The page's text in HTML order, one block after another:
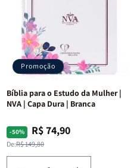
Promoção
Bíblia para o Estudo da Mulher |
NVA | Capa Dura | Branca
-50%
Preço
normal
De:R$ 149,80
Preço
promocional
R$ 74,90